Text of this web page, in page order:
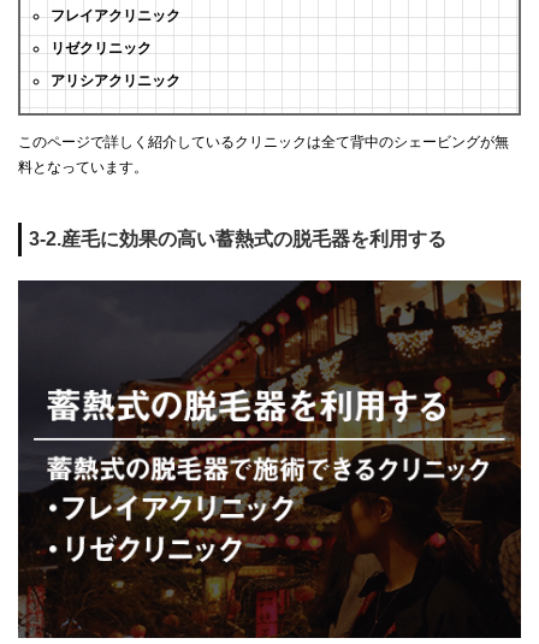
フレイアクリニック
リゼクリニック
アリシアクリニック
このページで詳しく紹介しているクリニックは全て背中のシェービングが無
料となっています。
3-2.産毛に効果の高い蓄熱式の脱毛器を利用する